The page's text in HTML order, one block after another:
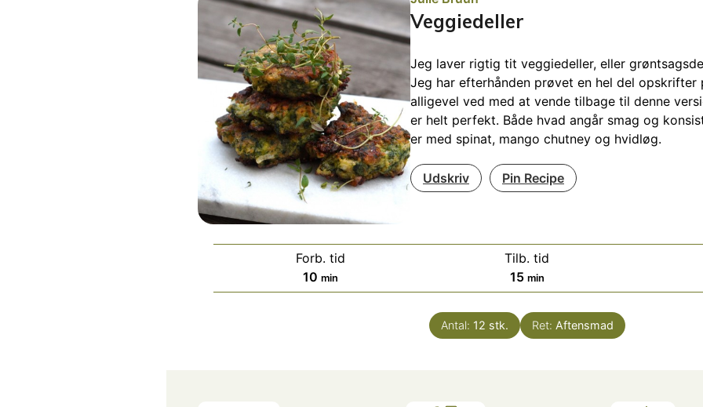
Veggiedeller
Jeg laver rigtig tit veggiedeller, eller
Jeg har efterhånden prøvet en hel del opskrifter
alligevel ved med at vende tilbage til denne
er helt perfekt. Både hvad angår smag og
er med spinat, mango chutney og hvidløg.
Udskriv Pin Recipe
Forb. tid
10 minutter
min
Tilb. tid
15minutter
min
Antal: 12 stk. Ret: Aftensmad